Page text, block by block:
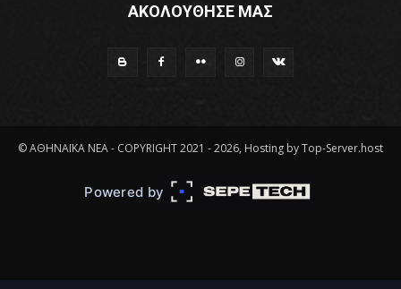
ΑΚΟΛΟΥΘΗΣΕ ΜΑΣ
© ΑΘΗΝΑΪΚΑ ΝΕΑ - COPYRIGHT 2021 - 2026, Hosting by Top-Server.host
Powered by